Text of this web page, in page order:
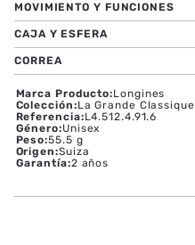
MOVIMIENTO Y FUNCIONES
CAJA Y ESFERA
CORREA
Marca Producto:Longines
Colección:La Grande Classique
Referencia:L4.512.4.91.6
Género:Unisex
Peso:55.5 g
Origen:Suiza
Garantía:2 años